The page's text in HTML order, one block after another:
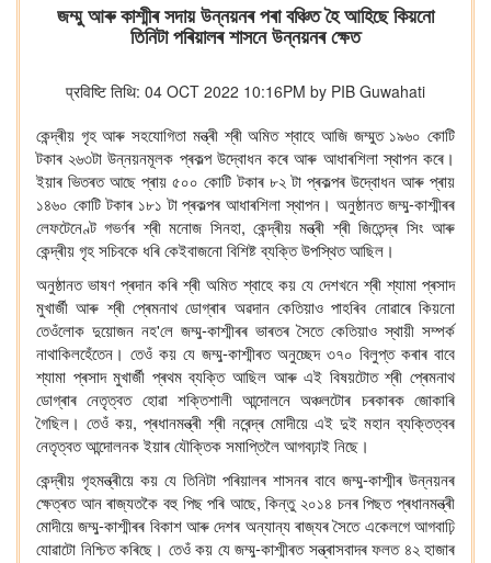
জম্মু আৰু কাশ্মীৰ সদায় উন্নয়নৰ পৰা বঞ্চিত হৈ আহিছে কিয়নো
তিনিটা পৰিয়ালৰ শাসনে উন্নয়নৰ ক্ষেত
प्रविष्टि तिथि: 04 OCT 2022 10:16PM by PIB Guwahati
কেন্দ্ৰীয় গৃহ আৰু সহযোগিতা মন্ত্ৰী শ্ৰী অমিত শ্বাহে আজি জম্মুত ১৯৬০ কোটি
টকাৰ ২৬৩টা উন্নয়নমূলক প্ৰকল্প উদ্বোধন কৰে আৰু আধাৰশিলা স্থাপন কৰে।
ইয়াৰ ভিতৰত আছে প্ৰায় ৫০০ কোটি টকাৰ ৮২ টা প্ৰকল্পৰ উদ্বোধন আৰু প্ৰায়
১৪৬০ কোটি টকাৰ ১৮১ টা প্ৰকল্পৰ আধাৰশিলা স্থাপন। অনুষ্ঠানত জম্মু-কাশ্মীৰৰ
লেফটেনেণ্ট গভৰ্ণৰ শ্ৰী মনোজ সিনহা,কেন্দ্ৰীয় মন্ত্ৰী শ্ৰী জিতেন্দ্ৰ সিং আৰু
কেন্দ্ৰীয় গৃহ সচিবকে ধৰি কেইবাজনো বিশিষ্ট ব্যক্তি উপস্থিত আছিল।
অনুষ্ঠানত ভাষণ প্ৰদান কৰি শ্ৰী অমিত শ্বাহে কয় যে দেশখনে শ্ৰী শ্যামা প্ৰসাদ
মুখাৰ্জী আৰু শ্ৰী প্ৰেমনাথ ডোগ্ৰাৰ অৱদান কেতিয়াও পাহৰিব নোৱাৰে কিয়নো
তেওঁলোক দুয়োজন নহ'লে জম্মু-কাশ্মীৰৰ ভাৰতৰ সৈতে কেতিয়াও স্থায়ী সম্পৰ্ক
নাথাকিলহেঁতেন। তেওঁ কয় যে জম্মু-কাশ্মীৰত অনুচ্ছেদ ৩৭০ বিলুপ্ত কৰাৰ বাবে
শ্যামা প্ৰসাদ মুখাৰ্জী প্ৰথম ব্যক্তি আছিল আৰু এই বিষয়টোত শ্ৰী প্ৰেমনাথ
ডোগ্ৰাৰ নেতৃত্বত হোৱা শক্তিশালী আন্দোলনে অঞ্চলটোৰ চৰকাৰক জোকাৰি
গৈছিল। তেওঁ কয়, প্ৰধানমন্ত্ৰী শ্ৰী নৰেন্দ্ৰ মোদীয়ে এই দুই মহান ব্যক্তিত্বৰ
নেতৃত্বত আন্দোলনক ইয়াৰ যৌক্তিক সমাপ্তিলৈ আগবঢ়াই নিছে।
কেন্দ্ৰীয় গৃহমন্ত্ৰীয়ে কয় যে তিনিটা পৰিয়ালৰ শাসনৰ বাবে জম্মু-কাশ্মীৰ উন্নয়নৰ
ক্ষেত্ৰত আন ৰাজ্যতকৈ বহু পিছ পৰি আছে,কিন্তু ২০১৪ চনৰ পিছত প্ৰধানমন্ত্ৰী
মোদীয়ে জম্মু-কাশ্মীৰৰ বিকাশ আৰু দেশৰ অন্যান্য ৰাজ্যৰ সৈতে একেলগে আগবাঢ়ি
যোৱাটো নিশ্চিত কৰিছে। তেওঁ কয় যে জম্মু-কাশ্মীৰত সন্ত্ৰাসবাদৰ ফলত ৪২ হাজাৰ